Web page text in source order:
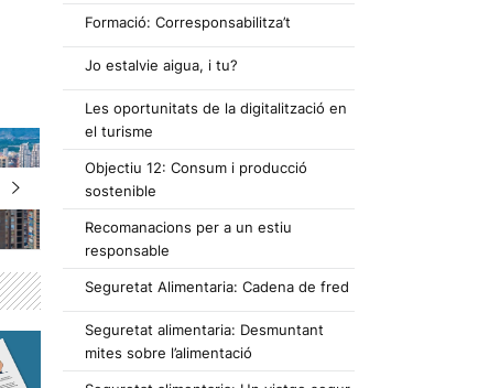
Formació: Corresponsabilitza’t
Jo estalvie aigua, i tu?
Les oportunitats de la digitalització en
el turisme
Objectiu 12: Consum i producció
sostenible
Recomanacions per a un estiu
responsable
Seguretat Alimentaria: Cadena de fred
Seguretat alimentaria: Desmuntant
mites sobre l’alimentació